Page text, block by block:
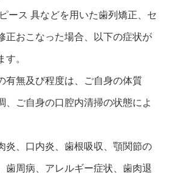
ース 具などを用いた歯列矯正、セ
正おこなった場合、以下の症状が
。
有無及び程度は、ご自身の体質
、ご自身の口腔内清掃の状態によ
炎、口内炎、歯根吸収、顎関節の
歯周病、アレルギー症状、歯肉退